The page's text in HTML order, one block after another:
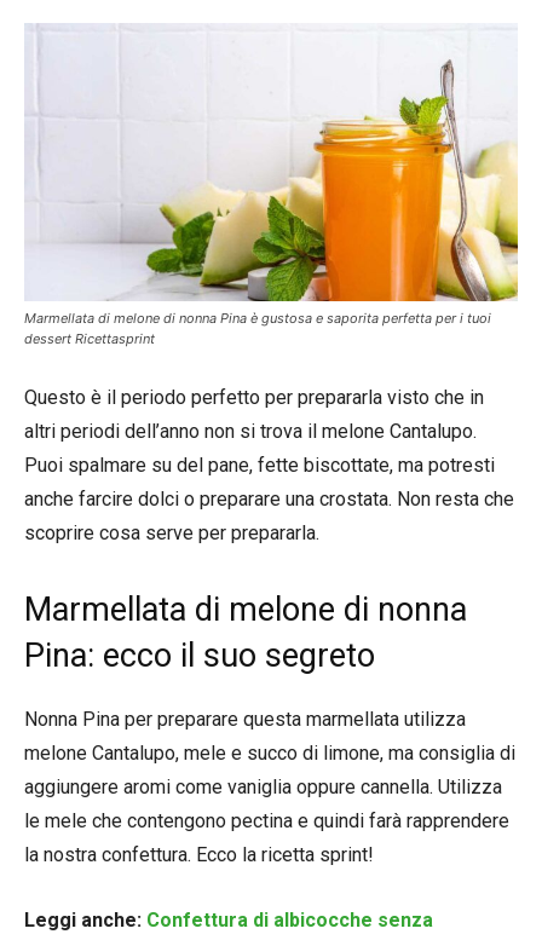
Marmellata di melone di nonna Pina è gustosa e saporita perfetta per i tuoi
dessert Ricettasprint
Questo è il periodo perfetto per prepararla visto che in
altri periodi dell’anno non si trova il melone Cantalupo.
Puoi spalmare su del pane, fette biscottate, ma potresti
anche farcire dolci o preparare una crostata. Non resta che
scoprire cosa serve per prepararla.
Marmellata di melone di nonna
Pina: ecco il suo segreto
Nonna Pina per preparare questa marmellata utilizza
melone Cantalupo, mele e succo di limone, ma consiglia di
aggiungere aromi come vaniglia oppure cannella. Utilizza
le mele che contengono pectina e quindi farà rapprendere
la nostra confettura. Ecco la ricetta sprint!
Leggi anche: Confettura di albicocche senza